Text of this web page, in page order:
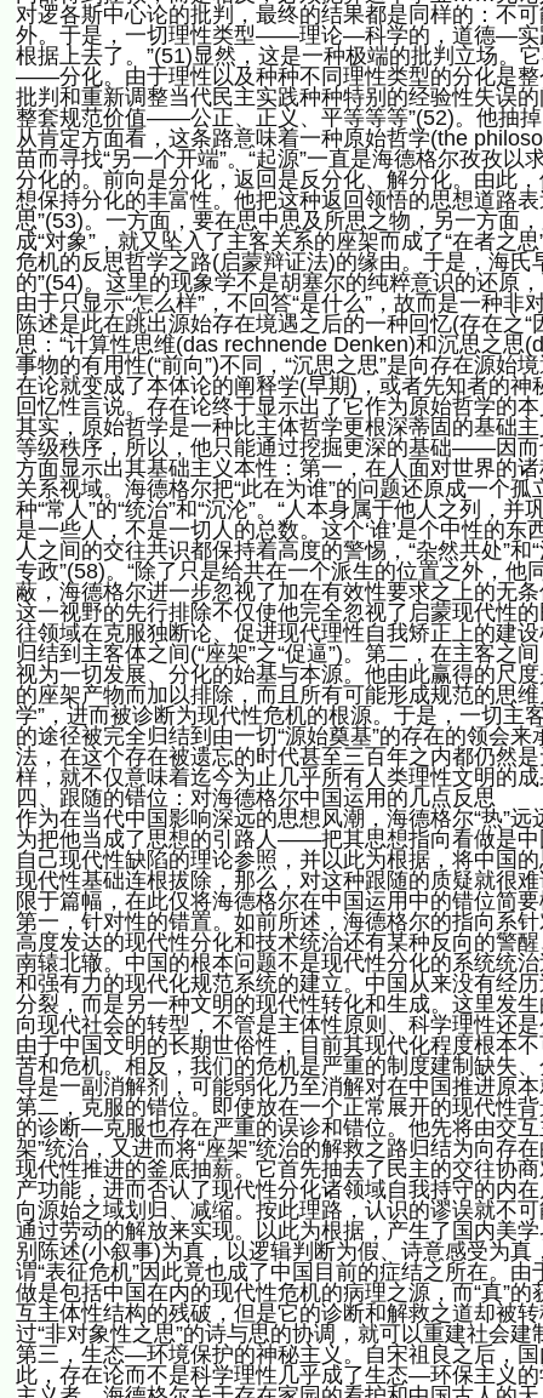
对逻各斯中心论的批判，最终的结果都是同样的：不
外。于是，一切理性类型——理论—科学的，道德—
根据上去了。”(51)显然，这是一种极端的批判立场。
——分化。由于理性以及种种不同理性类型的分化是整
批判和重新调整当代民主实践种种特别的经验性失误
整套规范价值——公正、正义、平等等等”(52)。他抽
从肯定方面看，这条路意味着一种原始哲学(the
苗而寻找“另一个开端”。“起源”一直是海德格尔孜孜
分化的。前向是分化，返回是反分化、解分化。由此
想保持分化的丰富性。他把这种返回领悟的思想道路
思”(53)。一方面，要在思中思及所思之物，另一方面
成“对象”，就又坠入了主客关系的座架而成了“在者
危机的反思哲学之路(启蒙辩证法)的缘由。于是，海
的”(54)。这里的现象学不是胡塞尔的纯粹意识的还原
由于只显示“怎么样”，不回答“是什么”，故而是一种
陈述是此在跳出源始存在境遇之后的一种回忆(存在之
思：“计算性思维(das rechnende Denken)和沉思之思
事物的有用性(“前向”)不同，“沉思之思”是向存在源始
在论就变成了本体论的阐释学(早期)，或者先知者的
回忆性言说。存在论终于显示出了它作为原始哲学的
其实，原始哲学是一种比主体哲学更根深蒂固的基础
等级秩序，所以，他只能通过挖掘更深的基础——因
方面显示出其基础主义本性：第一，在人面对世界的
关系视域。海德格尔把“此在为谁”的问题还原成一个
种“常人”的“统治”和“沉沦”。“人本身属于他人之列，
是一些人，不是一切人的总数。这个‘谁’是个中性的东
人之间的交往共识都保持着高度的警惕，“杂然共处”
专政”(58)。“除了只是给共在一个派生的位置之外，
蔽，海德格尔进一步忽视了加在有效性要求之上的无
这一视野的先行排除不仅使他完全忽视了启蒙现代性
往领域在克服独断论、促进现代理性自我矫正上的建
归结到主客体之间(“座架”之“促逼”)。第二，在主客
视为一切发展、分化的始基与本源。他由此赢得的尺
的座架产物而加以排除，而且所有可能形成规范的思
学”，进而被诊断为现代性危机的根源。于是，一切
的途径被完全归结到由一切“源始奠基”的存在的领会
法，在这个存在被遗忘的时代甚至三百年之内都仍然
样，就不仅意味着迄今为止几乎所有人类理性文明的
四、跟随的错位：对海德格尔中国运用的几点反思
作为在当代中国影响深远的思想风潮，海德格尔“热”
为把他当成了思想的引路人——把其思想指向看做是
自己现代性缺陷的理论参照，并以此为根据，将中国
现代性基础连根拔除，那么，对这种跟随的质疑就很
限于篇幅，在此仅将海德格尔在中国运用中的错位简
第一，针对性的错置。如前所述，海德格尔的指向系
高度发达的现代性分化和技术统治还有某种反向的警
南辕北辙。中国的根本问题不是现代性分化的系统统
和强有力的现代化规范系统的建立。中国从来没有经
分裂，而是另一种文明的现代性转化和生成。这里发
向现代社会的转型，不管是主体性原则、科学理性还
由于中国文明的长期世俗性，目前其现代化程度根本
苦和危机。相反，我们的危机是严重的制度建制缺失
导是一副消解剂，可能弱化乃至消解对在中国推进原
第二，克服的错位。即使放在一个正常展开的现代性
的诊断—克服也存在严重的误诊和错位。他先将由交
架”统治，又进而将“座架”统治的解救之路归结为向存
现代性推进的釜底抽薪。它首先抽去了民主的交往协
产功能，进而否认了现代性分化诸领域自我持守的内
向源始之域划归、减缩。按此理路，认识的谬误就不
通过劳动的解放来实现。以此为根据，产生了国内美
别陈述(小叙事)为真，以逻辑判断为假、诗意感受为
谓“表征危机”因此竟也成了中国目前的症结之所在。由
做是包括中国在内的现代性危机的病理之源，而“真”
互主体性结构的残破，但是它的诊断和解救之道却被
过“非对象性之思”的诗与思的协调，就可以重建社会建
第三，生态—环境保护的神秘主义。自宋祖良之后，
此，存在论而不是科学理性几乎成了生态—环保主义